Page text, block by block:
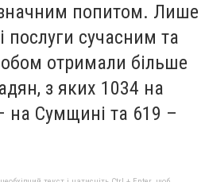
значним попитом. Лише
послуги сучасним та
отримали більше
з яких 1034 на
на Сумщині та 619 –